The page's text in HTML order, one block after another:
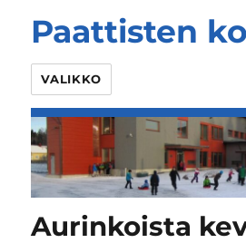
Paattisten
VALIKKO
Aurinkoista